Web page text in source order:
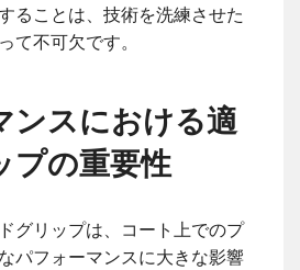
ることは、技術を洗練させた
て不可欠です。
ンスにおける適
プの重要性
グリップは、コート上でのプ
パフォーマンスに大きな影響